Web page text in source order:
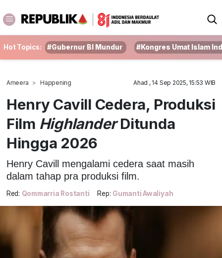
Hot Topics: #Gubernur BI Mundur #Kongres Umat Islam
Ameera Happening Ahad , 14 Sep 2025, 15:53 WIB
Henry Cavill Cedera, Produksi
Film HighlanderDitunda
Hingga 2026
Henry Cavill mengalami cedera saat masih
dalam tahap pra produksi film.
Red: Qommarria Rostanti Rep: Gumanti Awaliyah